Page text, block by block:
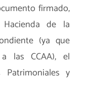
firmado,
de la
(ya que
las CCAA), el
Patrimoniales y